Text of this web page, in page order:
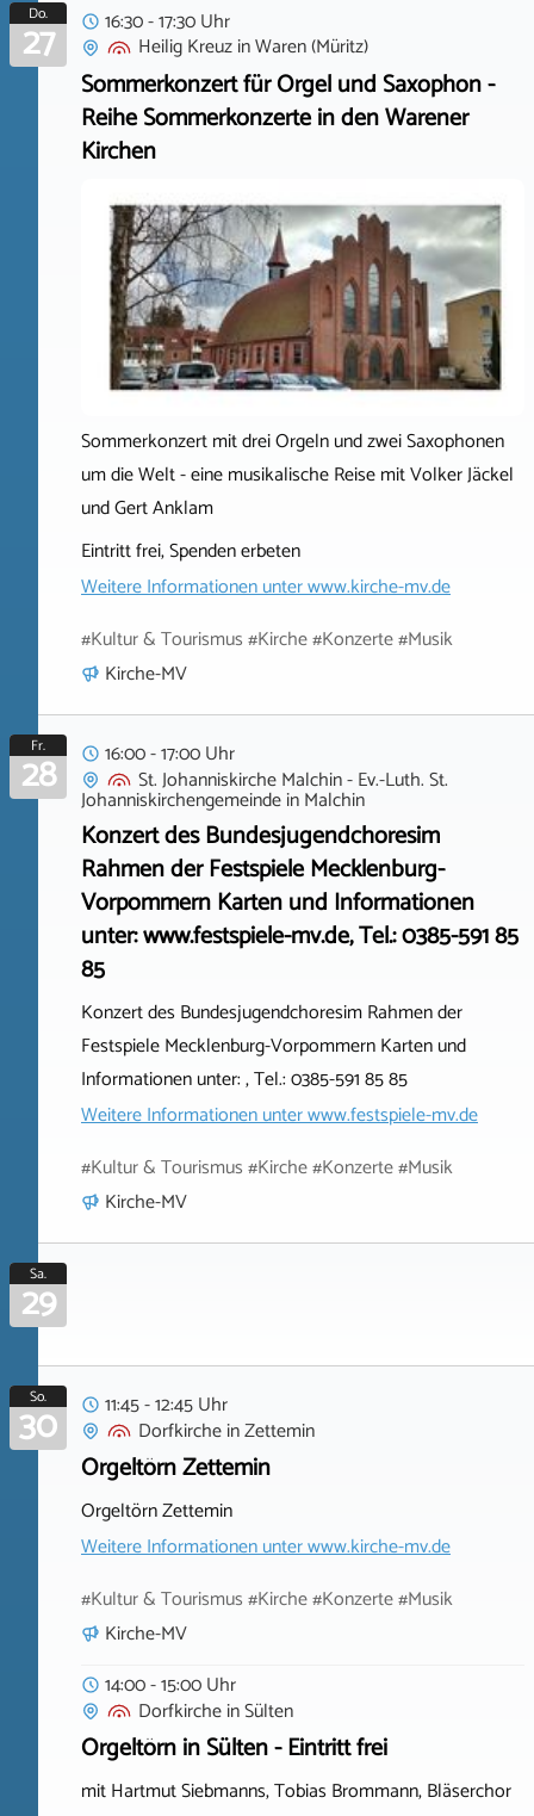
Do.
27
16:30 - 17:30 Uhr
Heilig KreuzinWaren (Müritz)
Sommerkonzert für Orgel und Saxophon -
Reihe Sommerkonzerte in den Warener
Kirchen
Sommerkonzert mit drei Orgeln und zwei Saxophonen
um die Welt - eine musikalische Reise mit Volker Jäckel
und Gert Anklam
Eintritt frei, Spenden erbeten
Weitere Informationen unterwww.kirche-mv.de
#Kultur & Tourismus #Kirche #Konzerte #Musik
Kirche-MV
Fr.
28
16:00 - 17:00 Uhr
St. Johanniskirche Malchin - Ev.-Luth. St.
JohanniskirchengemeindeinMalchin
Konzert des Bundesjugendchoresim
Rahmen der Festspiele Mecklenburg-
Vorpommern Karten und Informationen
unter: www.festspiele-mv.de, Tel.: 0385-591 85
85
Konzert des Bundesjugendchoresim Rahmen der
Festspiele Mecklenburg-Vorpommern Karten und
Informationen unter: , Tel.: 0385-591 85 85
Weitere Informationen unterwww.festspiele-mv.de
#Kultur & Tourismus #Kirche #Konzerte #Musik
Kirche-MV
Sa.
29
So.
30
11:45 - 12:45 Uhr
DorfkircheinZettemin
Orgeltörn Zettemin
Orgeltörn Zettemin
Weitere Informationen unterwww.kirche-mv.de
#Kultur & Tourismus #Kirche #Konzerte #Musik
Kirche-MV
14:00 - 15:00 Uhr
DorfkircheinSülten
Orgeltörn in Sülten - Eintritt frei
mit Hartmut Siebmanns, Tobias Brommann, Bläserchor